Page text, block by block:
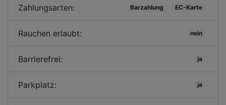
Zahlungsarten: Barzahlung EC-Karte
Rauchen erlaubt: nein
Barrierefrei: ja
Parkplatz: ja